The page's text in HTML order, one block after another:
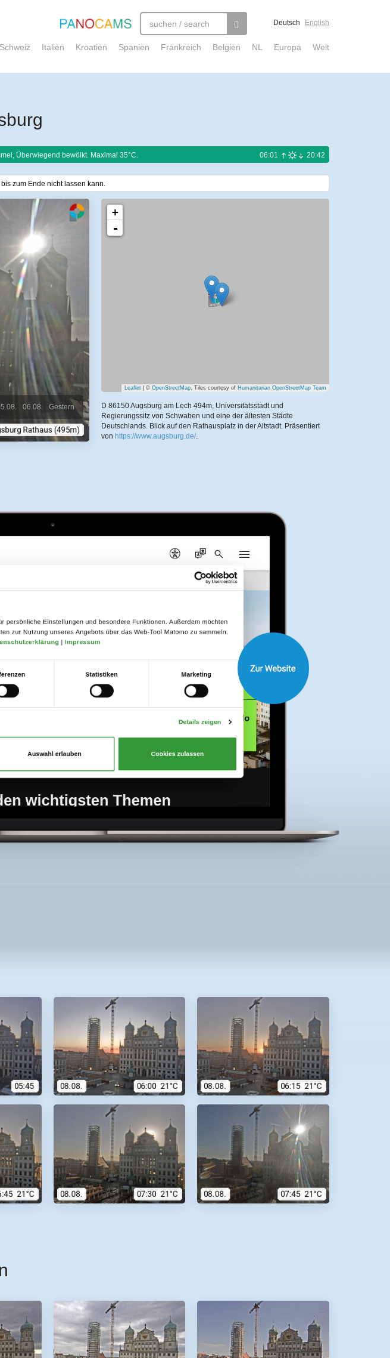
Deutsch English
Schweiz Italien Kroatien Spanien Frankreich Belgien NL Europa Welt
Überwiegend bewölkt. Maximal 35°C. 06:01 20:42
zum Ende nicht lassen kann.
Gestern
06.08.
+
-
Leaflet| © OpenStreetMap, Tiles courtesy of Humanitarian OpenStreetMap Team
D 86150 Augsburg am Lech 494m, Universitätsstadt und
Regierungssitz von Schwaben und eine der ältesten Städte
Deutschlands. Blick auf den Rathausplatz in der Altstadt. Präsentiert
von https://www.augsburg.de/.